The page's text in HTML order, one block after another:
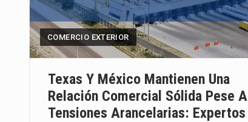
COMERCIO EXTERIOR
Texas Y México Mantienen Una
Relación Comercial Sólida Pese A
Tensiones Arancelarias: Expertos